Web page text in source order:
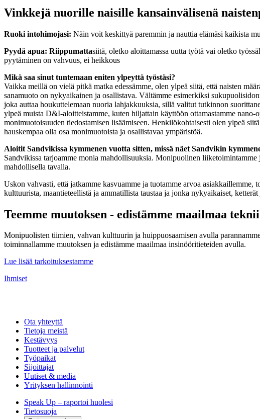
Vinkkejä nuorille naisille kansainvälisenä
Ruoki intohimojasi: Näin voit keskittyä paremmin ja nauttia elämäsi kaikista
Pyydä apua: Riippumattasiitä, oletko aloittamassa uutta työtä vai oletko
pyytäminen on vahvuus, ei heikkous
Mikä saa sinut tuntemaan eniten ylpeyttä työstäsi?
Vaikka meillä on vielä pitkä matka edessämme, olen ylpeä siitä, että naisten
sanamuoto on nykyaikainen ja osallistava. Vältämme esimerkiksi
joka auttaa houkuttelemaan nuoria lahjakkuuksia, sillä valitut tutkinnon
ylpeä muista D&I-aloitteistamme, kuten hiljattain käyttöön ottamastamme
monimuotoisuuden tiedostamisen lisäämiseen. Henkilökohtaisesti olen ylpeä
hauskempaa olla osa monimuotoista ja osallistavaa ympäristöä.
Aloitit Sandvikissa kymmenen vuotta sitten, missä näet Sandvikin
Sandvikissa tarjoamme monia mahdollisuuksia. Monipuolinen
mahdollisella tavalla.
Uskon vahvasti, että jatkamme kasvuamme ja tuotamme arvoa
kulttuurista, maantieteellistä ja ammatillista taustaa ja jonka nykyaikaiset,
Teemme muutoksen - edistämme maailmaa
Monipuolisten tiimien, vahvan kulttuurin ja huippuosaamisen avulla
toiminnallamme muutoksen ja edistämme maailmaa insinööritieteiden avulla.
Lue lisää tarkoituksestamme
Ihmiset
Ota yhteyttä
Tietoja meistä
Kestävyys
Tuotteet ja palvelut
Työpaikat
Sijoittajat
Uutiset & media
Yrityksen hallinnointi
Speak Up – raportoi huolesi
Tietosuoja